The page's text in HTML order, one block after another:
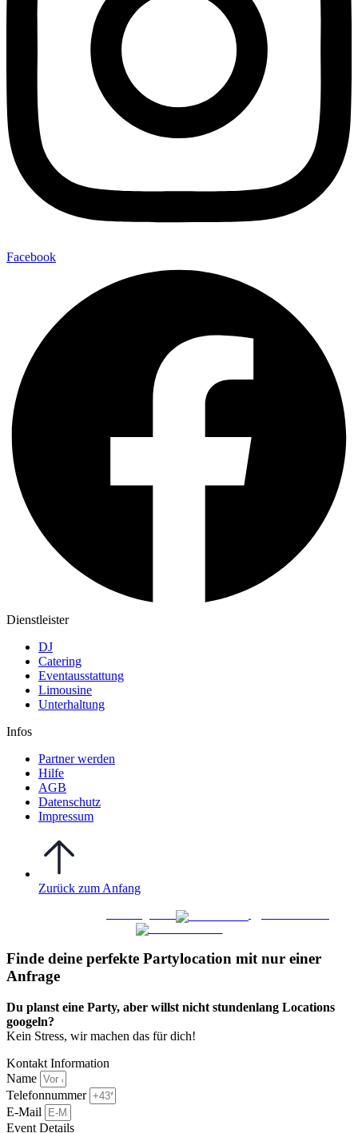
Facebook
Dienstleister
DJ
Catering
Eventausstattung
Limousine
Unterhaltung
Infos
Partner werden
Hilfe
AGB
Datenschutz
Impressum
Zurück zum Anfang
Finde deine perfekte Partylocation mit nur einer
Anfrage​
Du planst eine Party, aber willst nicht stundenlang Locations
googeln?
Kein Stress, wir machen das für dich!
Kontakt Information
Name
Telefonnummer
E-Mail
Event Details